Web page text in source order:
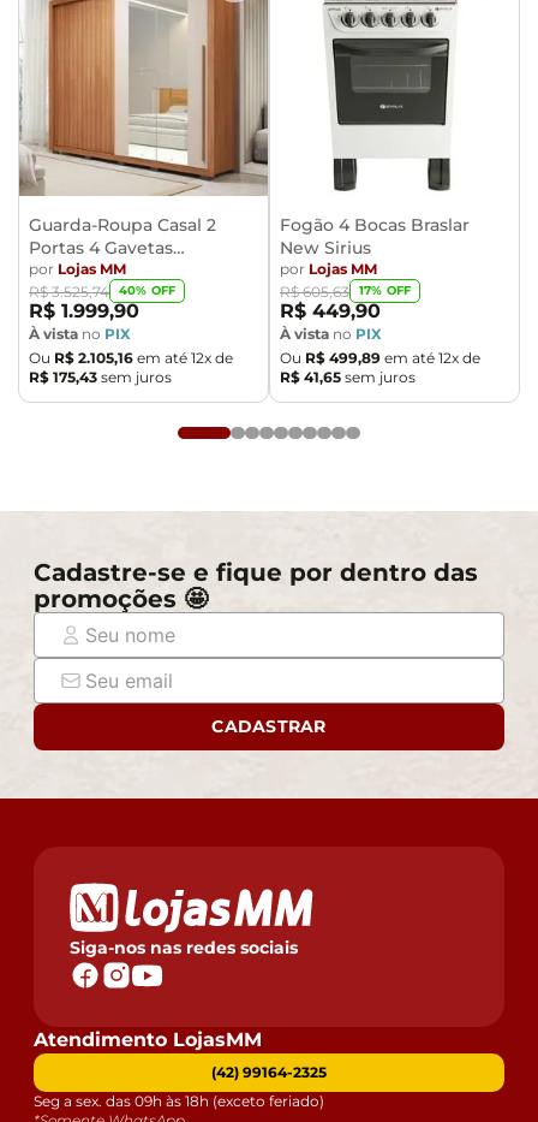
embalados e com total segurança
- Confira as dimensões do produto no momento da
compra e certifique-se de que passará normalmente
por elevadores, portas, escadas e/ou corredores,
evitando assim futuros desagrados ou imprevistos
com a entrega do produto.
Guarda-Roupa Casal 2
Portas 4 Gavetas
Caemmun Moviment
por Lojas MM
R$ 3.525,74 40% OFF
R$ 1.999,90
À vista no PIX
Ou R$ 2.105,16 em até 12x de
R$ 175,43 sem juros
Fogão 4 Bocas Braslar
New Sirius
por Lojas MM
R$ 605,63 17% OFF
R$ 449,90
À vista no PIX
Ou R$ 499,89 em até 12x de
R$ 41,65 sem juros
Cadastre-se e fique por dentro das
promoções 🤩
CADASTRAR
Siga-nos nas redes sociais
Atendimento LojasMM
(42) 99164-2325
Seg a sex. das 09h às 18h (exceto feriado)